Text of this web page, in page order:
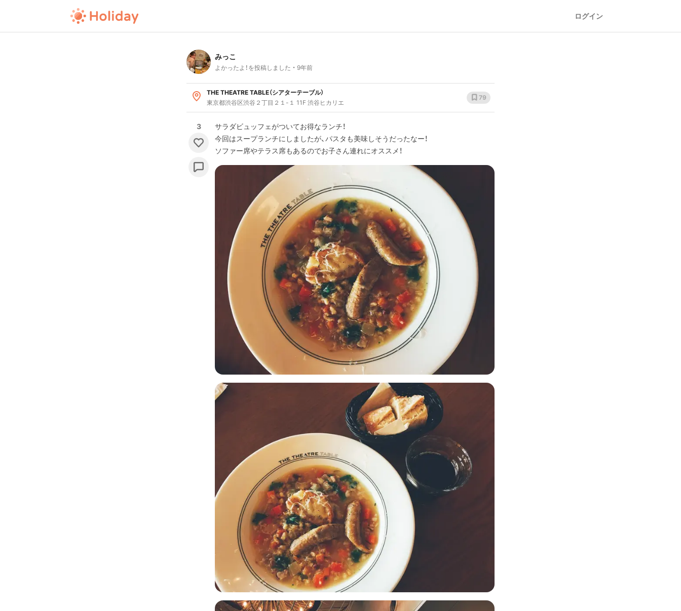
ログイン
みっこ
よかったよ！を投稿しました 9年前
THE THEATRE TABLE（シアターテーブル）
東京都渋谷区渋谷２丁目２１-１ 11F 渋谷ヒカリエ
79
3
サラダビュッフェがついてお得なランチ！
今回はスープランチにしましたが、パスタも美味しそうだったなー！
ソファー席やテラス席もあるのでお子さん連れにオススメ！